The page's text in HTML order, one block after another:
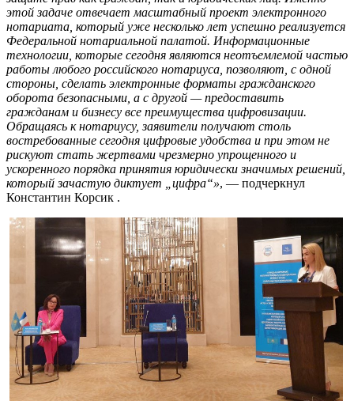
этой задаче отвечает масштабный проект электронного
нотариата, который уже несколько лет успешно реализуется
Федеральной нотариальной палатой. Информационные
технологии, которые сегодня являются неотъемлемой частью
работы любого российского нотариуса, позволяют, с одной
стороны, сделать электронные форматы гражданского
оборота безопасными, а с другой — предоставить
гражданам и бизнесу все преимущества цифровизации.
Обращаясь к нотариусу, заявители получают столь
востребованные сегодня цифровые удобства и при этом не
рискуют стать жертвами чрезмерно упрощенного и
ускоренного порядка принятия юридически значимых решений,
который зачастую диктует „цифра“», — подчеркнул
Константин Корсик .